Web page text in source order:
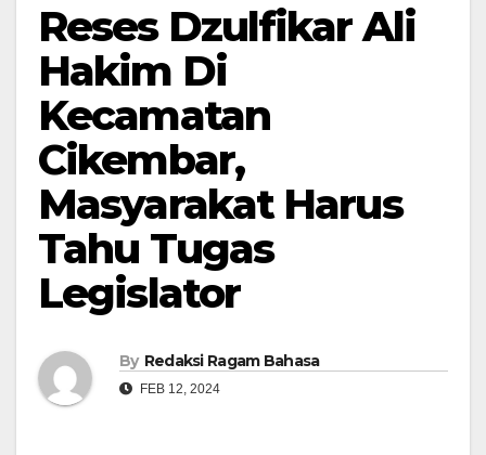
Reses Dzulfikar Ali
Hakim Di
Kecamatan
Cikembar,
Masyarakat Harus
Tahu Tugas
Legislator
By Redaksi Ragam Bahasa
FEB 12, 2024